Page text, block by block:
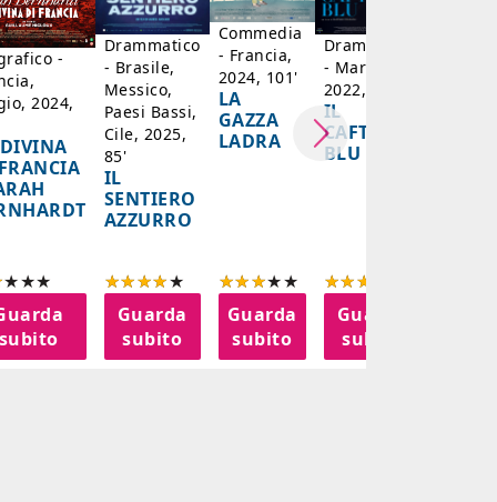
-
2024,
subito
Drammatico
- Brasile,
Messico,
Paesi Bassi,
Cile, 2025,
85'
IL
SENTIERO
AZZURRO
Guarda
subito
Commedia
- Francia,
2024, 101'
LA
GAZZA
LADRA
Guarda
subito
Drammatico
- Marocco,
2022, 122'
IL
CAFTANO
BLU
Guarda
subito